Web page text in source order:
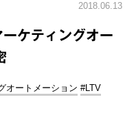
2018.06.13
ケティングオー
オートメーション #LTV